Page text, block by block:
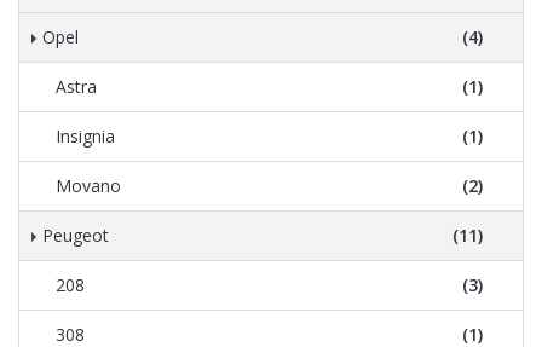
Opel (4)
Astra (1)
Insignia (1)
Movano (2)
Peugeot (11)
208 (3)
308 (1)